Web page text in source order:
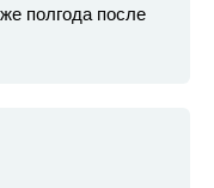
полгода после